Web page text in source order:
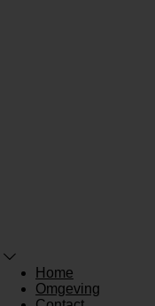
Home
Omgeving